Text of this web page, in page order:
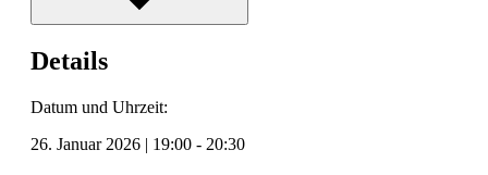
Details
Datum und Uhrzeit:
26. Januar 2026 | 19:00 - 20:30